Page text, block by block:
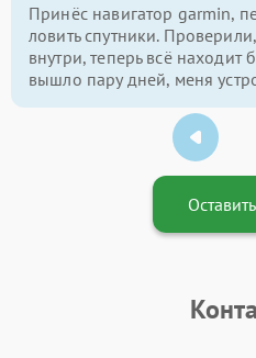
Принёс навигатор garmin,
ловить спутники.
внутри, теперь всё
вышло пару дней, меня